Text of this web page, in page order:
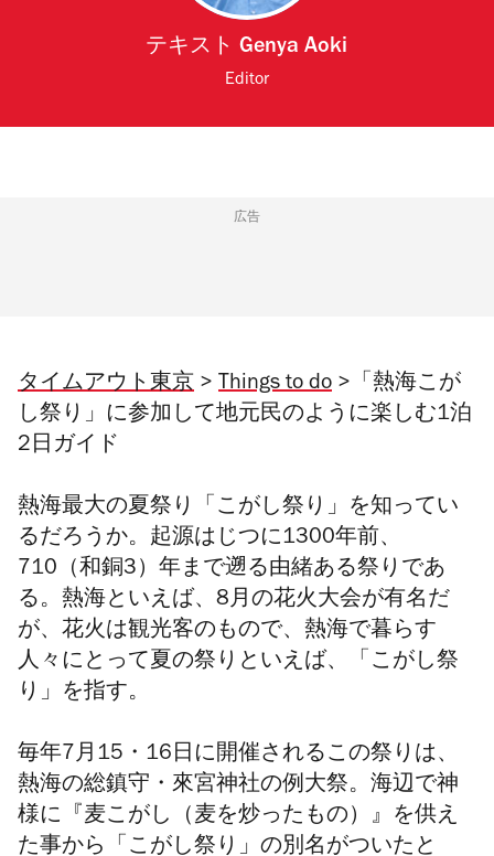
テキストGenya Aoki
Editor
広告
タイムアウト東京 > Things to do >「熱海こが
し祭り」に参加して地元民のように楽しむ1泊
2日ガイド
熱海最大の夏祭り「こがし祭り」を知ってい
るだろうか。起源はじつに1300年前、
710（和銅3）年まで遡る由緒ある祭りであ
る。熱海といえば、8月の花火大会が有名だ
が、花火は観光客のもので、熱海で暮らす
人々にとって夏の祭りといえば、
「こがし祭
り」を指す。
毎年7月15・16日に開催されるこの祭りは、
熱海の総鎮守・來宮神社の例大祭。 海辺で神
様に『麦こがし（麦を炒ったもの）』を供え
た事から
「こがし祭り」の別名がついたと